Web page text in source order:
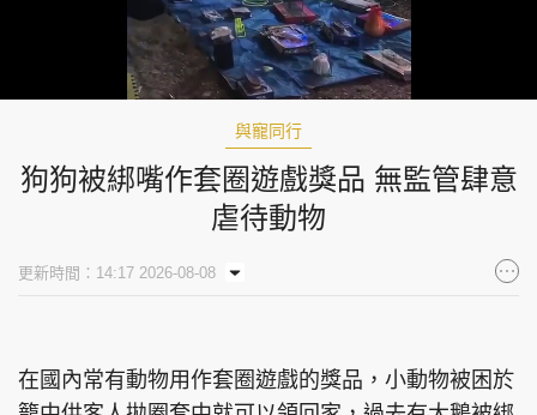
Loaded:
100.00%
與寵同行
狗狗被綁嘴作套圈遊戲獎品 無監管肆意
虐待動物
更新時間：14:17 2026-08-08
在國內常有動物用作套圈遊戲的獎品，小動物被困於